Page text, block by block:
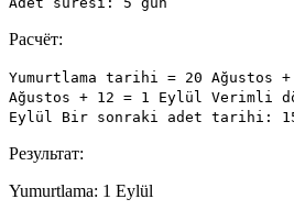
Расчёт:
Yumurtlama tarihi = 20 Ağustos
Ağustos + 12 = 1 Eylül Verimli
Eylül Bir sonraki adet tarihi:
Результат:
Yumurtlama: 1 Eylül